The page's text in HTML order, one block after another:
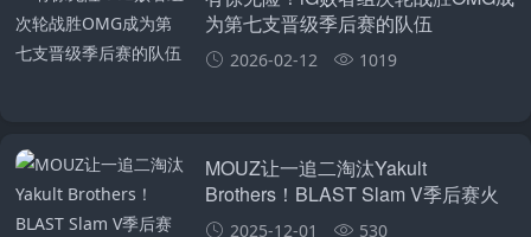
为第七支晋级季后赛的队伍
2026-02-12 1019
MOUZ让一追二淘汰Yakult
Brothers！BLAST Slam V季后赛火
热开战，12月5日对决OG
2025-12-01 530